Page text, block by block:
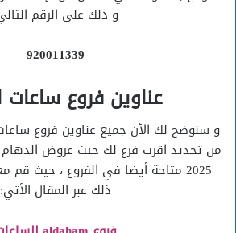
و ذلك على الرقم
920011339
عناوين فروع ساعات
و سنوضح لك الأن جميع عناوين فروع
من تحديد اقرب فرع لك حيث عروض الدهام
2025 متاحة أيضا في الفروع ، حيث
ذلك عبر المقال الأتي: